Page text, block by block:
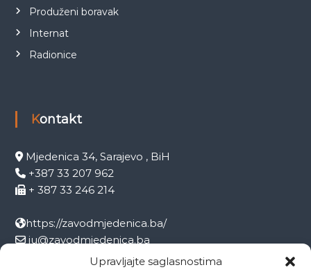
Upravljajte saglasnostima
Produženi boravak
Internat
Radionice
Kontakt
Mjedenica 34, Sarajevo , BiH
+387 33 207 962
+ 387 33 246 214
https://zavodmjedenica.ba/
ju@zavodmjedenica.ba
info@zamjed.edu.ba